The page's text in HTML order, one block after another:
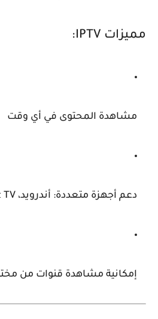
مميزات IPTV :
مشاهدة المحتوى في أي وقت
دعم أجهزة متعددة: أندرويد، iOS، Windows، Smart TV
إمكانية مشاهدة قنوات من